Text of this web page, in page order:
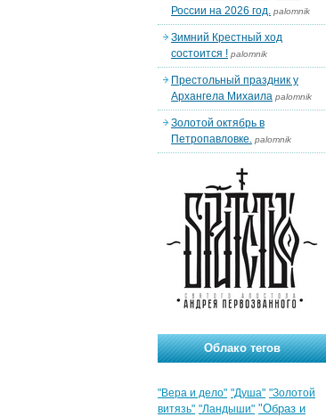
России на 2026 год. palomnik
Зимний Крестный ход
состоится ! palomnik
Престольный праздник у
Архангела Михаила palomnik
Золотой октябрь в
Петропавловке. palomnik
Облако тегов
"Вера и дело" "Душа" "Золотой
витязь" "Ландыши" "Образ и